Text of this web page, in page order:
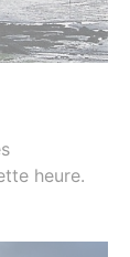
heure.